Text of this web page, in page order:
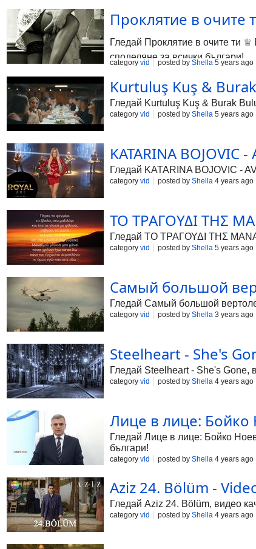
Проклятие в очите
Гледай Проклятие в очите ти
споделяне за всички българи!
category vid posted by Shella 5 years ago
Kurtuluş Kuş &
Гледай Kurtuluş Kuş & Burak
category vid posted by Shella 5 years ago
KATARINA BOJOVIC
Гледай KATARINA BOJOVIC -
category vid posted by Shella 4 years ago
ΤΟ ΤΡΑΓΟΥΔΙ ΤΗΣ
Гледай ΤΟ ΤΡΑΓΟΥΔΙ ΤΗΣ
category vid posted by Shella 5 years ago
Самый большой
Гледай Самый большой
category vid posted by Shella 3 years ago
Steelheart - She's
Гледай Steelheart - She's Gone,
category vid posted by Shella 4 years ago
Лице в лице: Бойко
Гледай Лице в лице: Бойко
българи!
category vid posted by Shella 4 years ago
Aziz 24. Bölüm -
Гледай Aziz 24. Bölüm, видео
category vid posted by Shella 4 years ago